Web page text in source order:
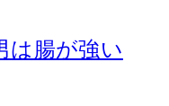
は腸が強い